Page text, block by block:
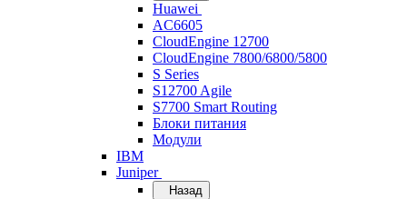
Huawei
AC6605
CloudEngine 12700
CloudEngine 7800/6800/5800
S Series
S12700 Agile
S7700 Smart Routing
Блоки питания
Модули
IBM
Juniper
Назад